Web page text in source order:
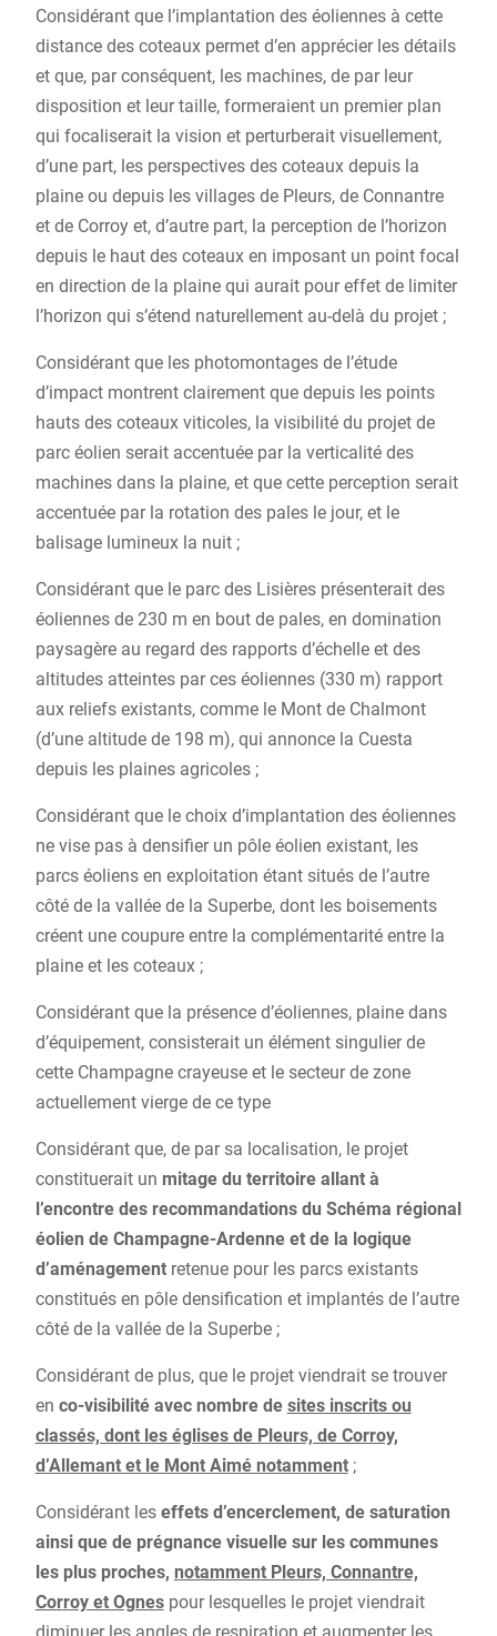
Considérant que l’implantation des éoliennes à cette
distance des coteaux permet d’en apprécier les détails
et que, par conséquent, les machines, de par leur
disposition et leur taille, formeraient un premier plan
qui focaliserait la vision et perturberait visuellement,
d’une part, les perspectives des coteaux depuis la
plaine ou depuis les villages de Pleurs, de Connantre
et de Corroy et, d’autre part, la perception de l’horizon
depuis le haut des coteaux en imposant un point focal
en direction de la plaine qui aurait pour effet de limiter
l’horizon qui s’étend naturellement au-delà du projet ;
Considérant que les photomontages de l’étude
d’impact montrent clairement que depuis les points
hauts des coteaux viticoles, la visibilité du projet de
parc éolien serait accentuée par la verticalité des
machines dans la plaine, et que cette perception serait
accentuée par la rotation des pales le jour, et le
balisage lumineux la nuit ;
Considérant que le parc des Lisières présenterait des
éoliennes de 230 m en bout de pales, en domination
paysagère au regard des rapports d’échelle et des
altitudes atteintes par ces éoliennes (330 m) rapport
aux reliefs existants, comme le Mont de Chalmont
(d’une altitude de 198 m), qui annonce la Cuesta
depuis les plaines agricoles ;
Considérant que le choix d’implantation des éoliennes
ne vise pas à densifier un pôle éolien existant, les
parcs éoliens en exploitation étant situés de l’autre
côté de la vallée de la Superbe, dont les boisements
créent une coupure entre la complémentarité entre la
plaine et les coteaux ;
Considérant que la présence d’éoliennes, plaine dans
d’équipement, consisterait un élément singulier de
cette Champagne crayeuse et le secteur de zone
actuellement vierge de ce type
Considérant que, de par sa localisation, le projet
constituerait un mitage du territoire allant à
l’encontre des recommandations du Schéma régional
éolien de Champagne-Ardenne et de la logique
d’aménagementretenue pour les parcs existants
constitués en pôle densification et implantés de l’autre
côté de la vallée de la Superbe ;
Considérant de plus, que le projet viendrait se trouver
en co-visibilité avec nombre de sites inscrits ou
classés, dont les églises de Pleurs, de Corroy,
d’Allemant et le Mont Aimé notamment;
Considérant les effets d’encerclement, de saturation
ainsi que de prégnance visuelle sur les communes
les plus proches, notamment Pleurs, Connantre,
Corroy et Ognespour lesquelles le projet viendrait